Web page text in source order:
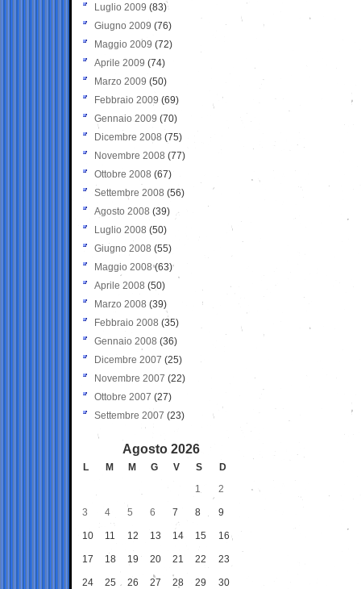
Luglio 2009 (83)
Giugno 2009 (76)
Maggio 2009 (72)
Aprile 2009 (74)
Marzo 2009 (50)
Febbraio 2009 (69)
Gennaio 2009 (70)
Dicembre 2008 (75)
Novembre 2008 (77)
Ottobre 2008 (67)
Settembre 2008 (56)
Agosto 2008 (39)
Luglio 2008 (50)
Giugno 2008 (55)
Maggio 2008(63)
Aprile 2008 (50)
Marzo 2008 (39)
Febbraio 2008 (35)
Gennaio 2008 (36)
Dicembre 2007 (25)
Novembre 2007 (22)
Ottobre 2007 (27)
Settembre 2007 (23)
Agosto 2026
L M M G V S
D
1
2
3 4 5 6 7 8 9
10 11 12 13 14 15 16
17 18 19 20 21 22 23
24 25 26 27 28 29 30